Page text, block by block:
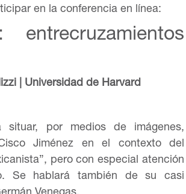
en la conferencia en línea:
entrecruzamientos
| Universidad de Harvard
situar, por medios de imágenes,
Jiménez en el contexto del
pero con especial atención
Se hablará también de su casi